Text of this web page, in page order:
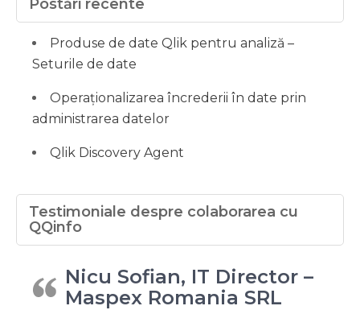
Postări recente
Produse de date Qlik pentru analiză –
Seturile de date
Operaționalizarea încrederii în date prin
administrarea datelor
Qlik Discovery Agent
Testimoniale despre colaborarea cu
QQinfo
Nicu Sofian, IT Director –
Maspex Romania SRL